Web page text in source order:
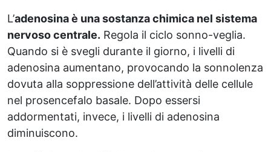
L’adenosina è una sostanza chimica nel sistema
nervoso centrale. Regola il ciclo sonno-veglia.
Quando si è svegli durante il giorno, i livelli di
adenosina aumentano, provocando la sonnolenza
dovuta alla soppressione dell’attività delle cellule
nel prosencefalo basale. Dopo essersi
addormentati, invece, i livelli di adenosina
diminuiscono.